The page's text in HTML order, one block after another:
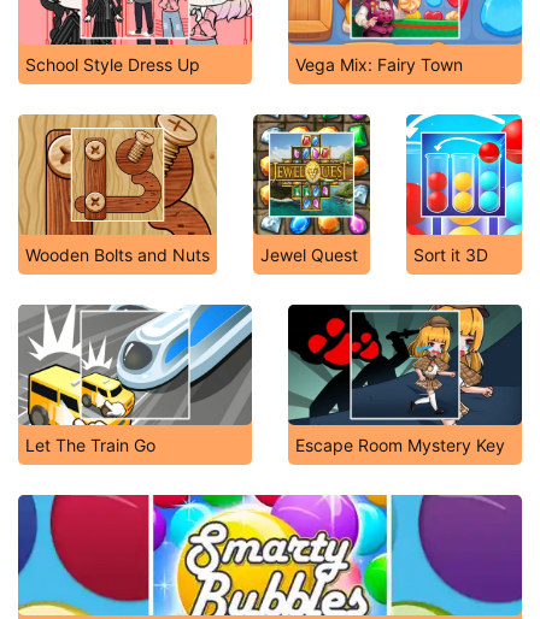
School Style Dress Up Vega Mix: Fairy Town
Wooden Bolts and Nuts Jewel Quest Sort it 3D
Let The Train Go Escape Room Mystery Key